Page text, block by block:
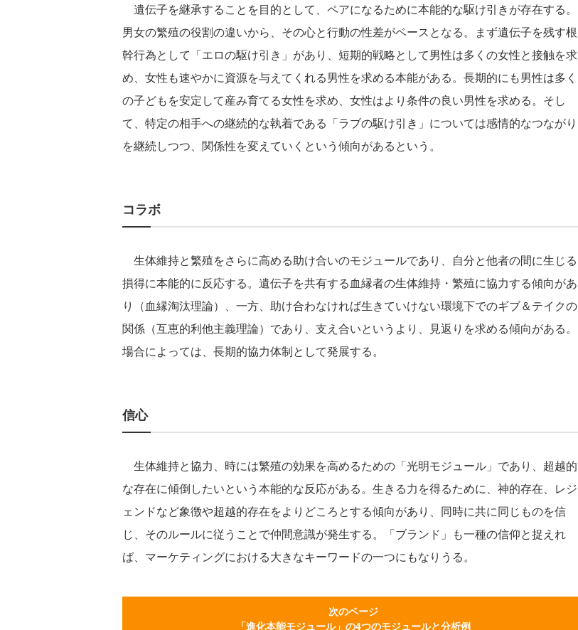
遺伝子を継承することを目的として、ペアになるために本能的な駆け引きが存在する。
男女の繁殖の役割の違いから、その心と行動の性差がベースとなる。まず遺伝子を残す根
幹行為として「エロの駆け引き」があり、短期的戦略として男性は多くの女性と接触を求
め、女性も速やかに資源を与えてくれる男性を求める本能がある。長期的にも男性は多く
の子どもを安定して産み育てる女性を求め、女性はより条件の良い男性を求める。そし
て、特定の相手への継続的な執着である「ラブの駆け引き」については感情的なつながり
を継続しつつ、関係性を変えていくという傾向があるという。
コラボ
生体維持と繁殖をさらに高める助け合いのモジュールであり、自分と他者の間に生じる
損得に本能的に反応する。遺伝子を共有する血縁者の生体維持・繁殖に協力する傾向があ
り（血縁淘汰理論）、一方、助け合わなければ生きていけない環境下でのギブ＆テイクの
関係（互恵的利他主義理論）であり、支え合いというより、見返りを求める傾向がある。
場合によっては、長期的協力体制として発展する。
信心
生体維持と協力、時には繁殖の効果を高めるための「光明モジュール」であり、超越的
な存在に傾倒したいという本能的な反応がある。生きる力を得るために、神的存在、レジ
ェンドなど象徴や超越的存在をよりどころとする傾向があり、同時に共に同じものを信
じ、そのルールに従うことで仲間意識が発生する。「ブランド」も一種の信仰と捉えれ
ば、マーケティングにおける大きなキーワードの一つにもなりうる。
次のページ
「進化本能モジュール」の4つのモジュールと分析例